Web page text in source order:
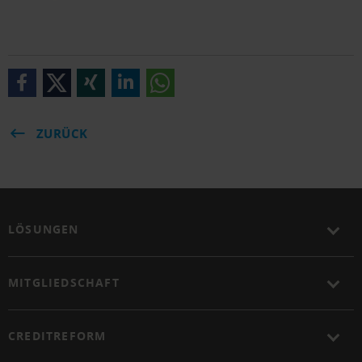
ZURÜCK
LÖSUNGEN
MITGLIEDSCHAFT
CREDITREFORM